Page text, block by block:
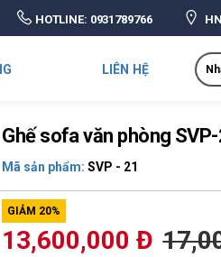
HOTLINE: 0931789766
LIÊN HỆ
Ghế sofa văn phòng SVP-
Mã sản phẩm:SVP - 21
GIẢM 20%
13,600,000 Đ